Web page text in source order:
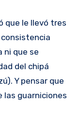
que le llevó tres
ni que se
del chipá
Y pensar que
las guarniciones